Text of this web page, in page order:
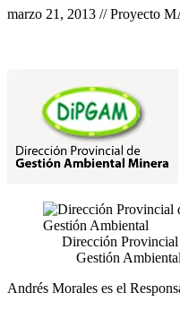
marzo 21, 2013 // Proyecto
Dirección Provincial
Gestión
Andrés Morales es el